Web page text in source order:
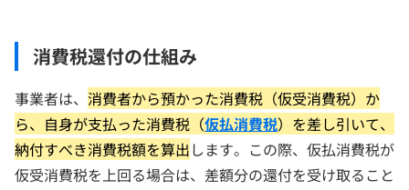
消費税還付の仕組み
事業者は、 消費者から預かった消費税（仮受消費税）か
ら、自身が支払った消費税（仮払消費税）を差し引いて、
納付すべき消費税額を算出します。この際、仮払消費税が
仮受消費税を上回る場合は、差額分の還付を受け取ること